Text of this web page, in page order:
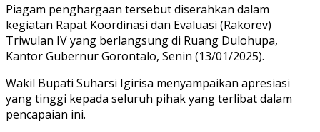
Piagam penghargaan tersebut diserahkan dalam
kegiatan Rapat Koordinasi dan Evaluasi (Rakorev)
Triwulan IV yang berlangsung di Ruang Dulohupa,
Kantor Gubernur Gorontalo, Senin (13/01/2025).
Wakil Bupati Suharsi Igirisa menyampaikan apresiasi
yang tinggi kepada seluruh pihak yang terlibat dalam
pencapaian ini.